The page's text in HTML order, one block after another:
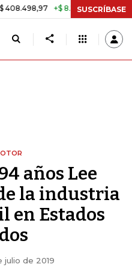
+$ 8.753,81 +2,19% TASA
SUSCRÍBASE
años Lee
la industria
en Estados
julio de 2019